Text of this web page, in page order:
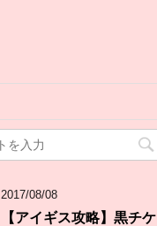
2017/08/08
【アイギス攻略】黒チケ